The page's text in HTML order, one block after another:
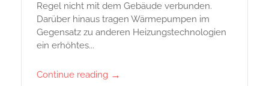
Regel nicht mit dem Gebäude verbunden.
Darüber hinaus tragen Wärmepumpen im
Gegensatz zu anderen Heizungstechnologien
ein erhöhtes...
Continue reading →